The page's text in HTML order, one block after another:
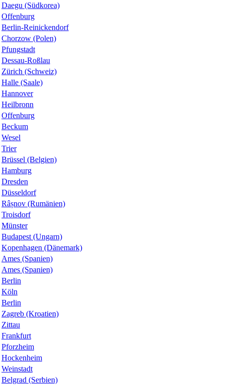
Daegu (Südkorea)
Offenburg
Berlin-Reinickendorf
Chorzow (Polen)
Pfungstadt
Dessau-Roßlau
Zürich (Schweiz)
Halle (Saale)
Hannover
Heilbronn
Offenburg
Beckum
Wesel
Trier
Brüssel (Belgien)
Hamburg
Dresden
Düsseldorf
Râșnov (Rumänien)
Troisdorf
Münster
Budapest (Ungarn)
Kopenhagen (Dänemark)
Ames (Spanien)
Ames (Spanien)
Berlin
Köln
Berlin
Zagreb (Kroatien)
Zittau
Frankfurt
Pforzheim
Hockenheim
Weinstadt
Belgrad (Serbien)